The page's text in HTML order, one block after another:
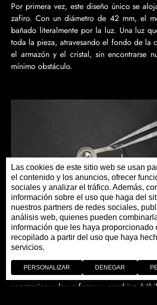
Las cookies de este sitio web se usan
el contenido y los anuncios, ofrecer
sociales y analizar el tráfico. Además,
información sobre el uso que haga del
nuestros partners de redes sociales,
análisis web, quienes pueden
información que les haya proporcionado
recopilado a partir del uso que haya
servicios.
PERSONALIZAR DENEGAR
Por primera vez, este diseño único se
zafiro. Con un diámetro de 42 mm, el
bañado literalmente por la luz. Una luz
toda la pieza, atravesando el fondo de la
el armazón y el cristal, sin encontrarse
mínimo obstáculo.
El calibre 2863 SQ se reduce a su
diseño es increíblemente
con puentes rectos que envuelven
engranajes y las esferas, y combina